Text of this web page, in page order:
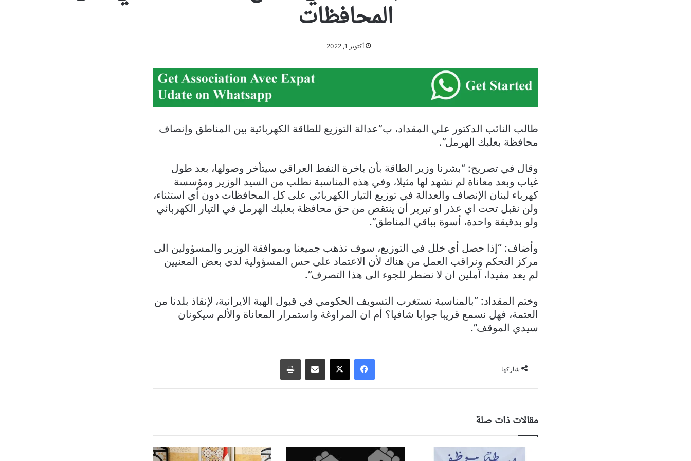
المحافظات
أكتوبر 1, 2022
طالب النائب الدكتور علي المقداد، ب”عدالة التوزيع للطاقة الكهربائية بين المناطق وإنصاف
محافظة بعلبك الهرمل”.
وقال في تصريح: “بشرنا وزير الطاقة بأن باخرة النفط العراقي سيتأخر وصولها، بعد طول
غياب وبعد معاناة لم نشهد لها مثيلا، وفي هذه المناسبة نطلب من السيد الوزير ومؤسسة
كهرباء لبنان الإنصاف والعدالة في توزيع التيار الكهربائي على كل المحافظات دون أي استثناء،
ولن نقبل تحت اي عذر او تبرير أن ينتقص من حق محافظة بعلبك الهرمل في التيار الكهربائي
ولو بدقيقة واحدة، أسوة بباقي المناطق”.
وأضاف: “إذا حصل أي خلل في التوزيع، سوف نذهب جميعنا وبموافقة الوزير والمسؤولين الى
مركز التحكم ونراقب العمل من هناك لأن الاعتماد على حس المسؤولية لدى بعض المعنيين
لم يعد مفيدا، آملين ان لا نضطر للجوء الى هذا التصرف”.
وختم المقداد: “بالمناسبة نستغرب التسويف الحكومي في قبول الهبة الايرانية، لإنقاذ بلدنا من
العتمة، فهل نسمع قريبا جوابا شافيا؟ أم ان المراوغة واستمرار المعاناة والألم سيكونان
سيدي الموقف”.
شاركها
فيسبوك ‫X مشاركة عبر البريد طباعة
مقالات ذات صلة